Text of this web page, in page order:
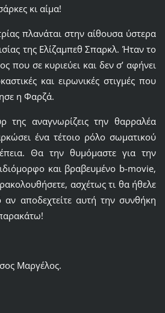
κι αίμα!
πλανάται στην αίθουσα ύστερα
της Ελίζαμπεθ Σπαρκλ. Ήταν το
που σε κυριεύει και δεν σ’ αφήνει
και ειρωνικές στιγμές που
η Φαρζά.
αναγνωρίζεις την θαρραλέα
ένα τέτοιο ρόλο σωματικού
Θα την θυμόμαστε για την
και βραβευμένο b-movie,
ασχέτως τι θα ήθελε
αν αποδεχτείτε αυτή την συνθήκη
Μαργέλος.